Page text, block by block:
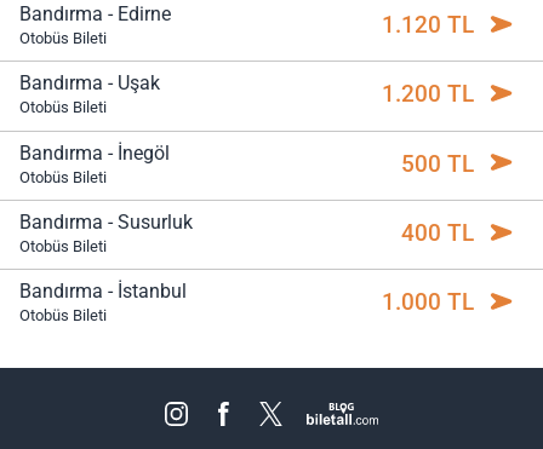
Bandırma - Edirne
Otobüs Bileti 1.120 TL
Bandırma - Uşak
Otobüs Bileti 1.200 TL
Bandırma - İnegöl
Otobüs Bileti 500 TL
Bandırma - Susurluk
Otobüs Bileti 400 TL
Bandırma - İstanbul
Otobüs Bileti 1.000 TL